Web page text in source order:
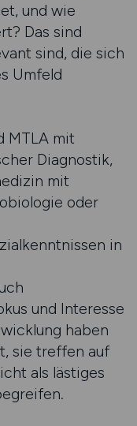
und wie
Das sind
sind, die sich
Umfeld
MTLA mit
Diagnostik,
mit
oder
in
und Interesse
haben
sie treffen auf
als lästiges